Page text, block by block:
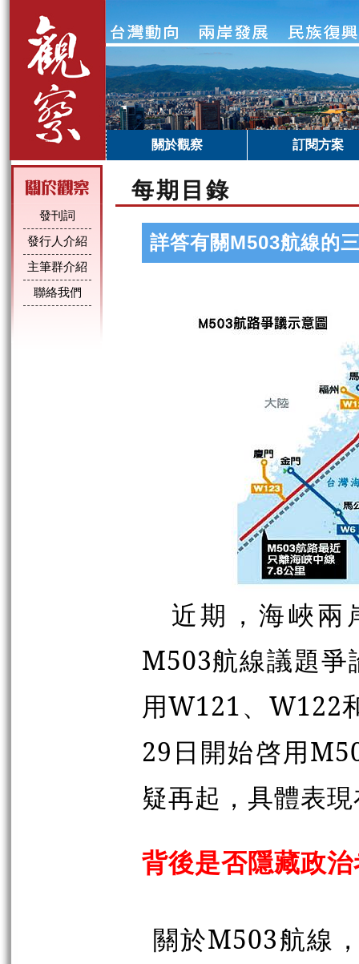
關於觀察 訂閱方案
發刊詞
發行人介紹
主筆群介紹
聯絡我們
每期目錄
詳答有關M503航線的
近期，海峽兩
M503航線議題爭
用W121、W122
29日開始啓用
疑再起，具體表
背後是否隱藏政
關於M503航線